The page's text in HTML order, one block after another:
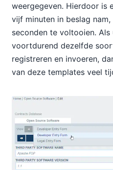
weergegeven. Hierdoor is
vijf minuten in beslag
seconden te voltooien.
voortdurend dezelfde
registreren en invoeren,
van deze templates veel